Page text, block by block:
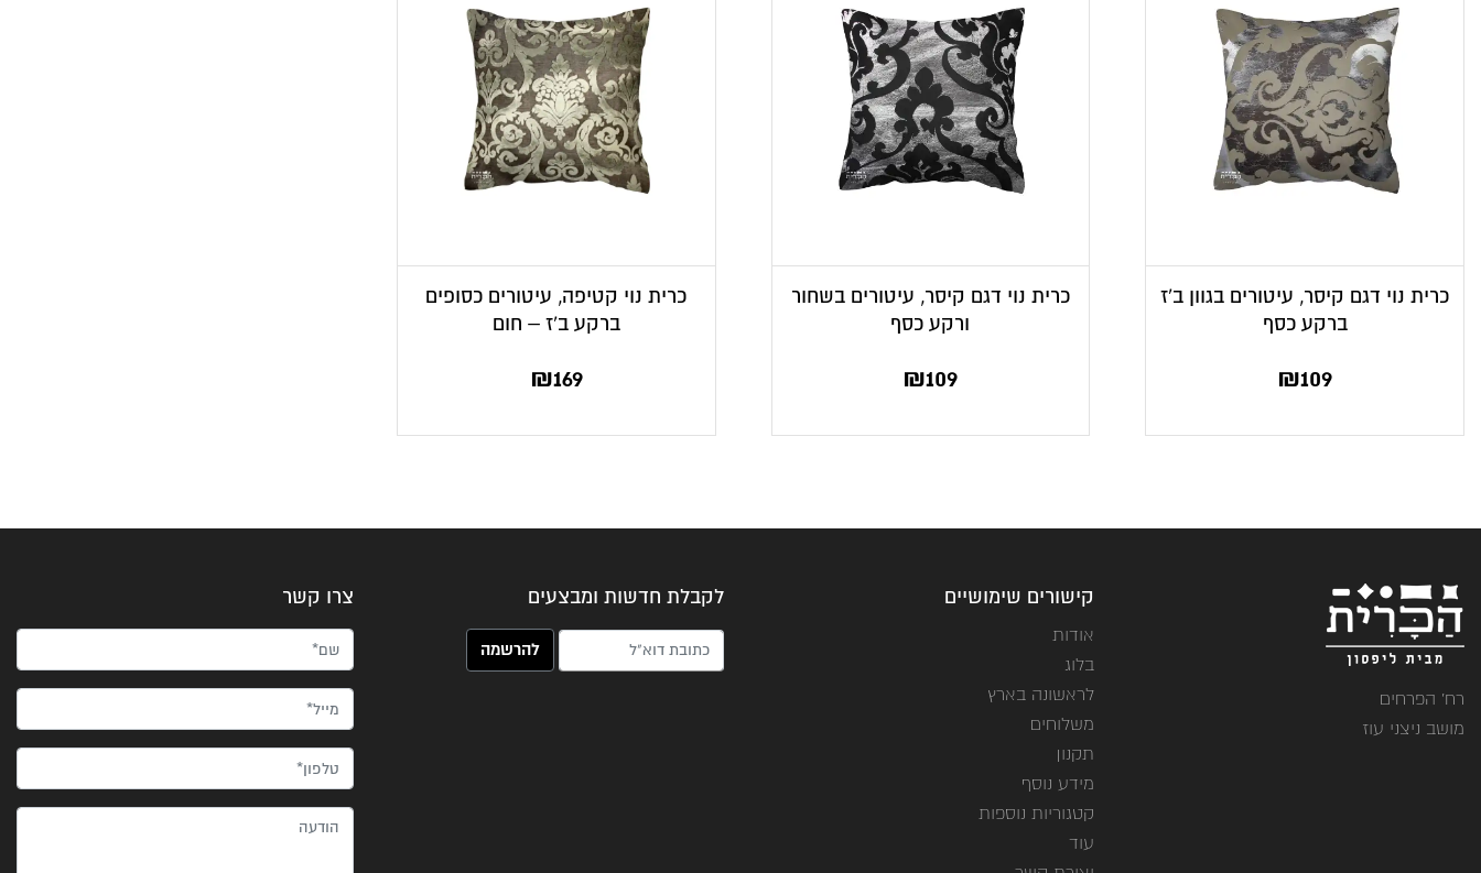
כרית נוי דגם קיסר, עיטורים בגוון ב’ז
ברקע כסף
₪109
כרית נוי דגם קיסר, עיטורים בשחור
ורקע כסף
₪109
כרית נוי קטיפה, עיטורים כסופים
ברקע ב’ז – חום
₪169
רח' הפרחים
מושב ניצני עוז
קישורים שימושיים
אודות
בלוג
לראשונה בארץ
משלוחים
תקנון
מידע נוסף
קטגוריות נוספות
עוד
לקבלת חדשות ומבצעים
האימייל שלך (חובה)
צרו קשר
שם*
מייל*
טלפון*
הודעה